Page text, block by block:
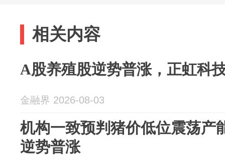
相关内容
A股养殖股逆势普涨，正虹科
金融界 2026-08-03
机构一致预判猪价低位震荡产
逆势普涨